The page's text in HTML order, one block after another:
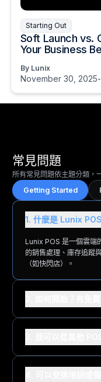
Starting Out
Soft Launch vs.
Your Business
By Lunix
November 30, 2025-
常見問題
所有常見問題依主題分類，
Getting Started
1. 什麼是 Lunix
Lunix POS 是一個雲端
的銷售處理、庫存追蹤
（如快閃店）。